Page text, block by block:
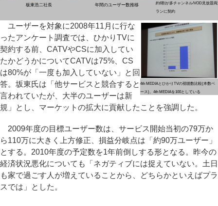
板東浩二社長 年間のユーザー数推移
約6割が多チャンネル/VOD見放題
ランに契約
4th MEDIAとひかりTVの視聴数比較(本数ベ
ース)。4th MEDIAを100としている
ユーザーを対象に2008年11月に行な
ったアンケート調査では、ひかりTVに
契約する前、CATVやCSに加入してい
たかどうかについてCATVは75%、CS
は80%が「一度も加入していない」と回
答。坂東氏は「他サービスと競合すると
言われていたが、大半のユーザーは新
規」とし、マーケットの拡大に貢献したことを強調した。
2009年度の目標ユーザー数は、サービス開始当初の79万か
ら110万に大きく上方修正、損益分岐点は「約90万ユーザー」
とする。2010年度の予定数を1年前倒しする形となる。昨今の
経済状況悪化についても「ネガティブには捉えていない。土日
も家で過ごす人が増えていることから、どちらかといえばプラ
スでは」とした。